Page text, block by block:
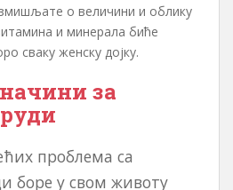
о величини и облику
и минерала биће
сваку женску дојку.
за
проблема са
боре у свом животу